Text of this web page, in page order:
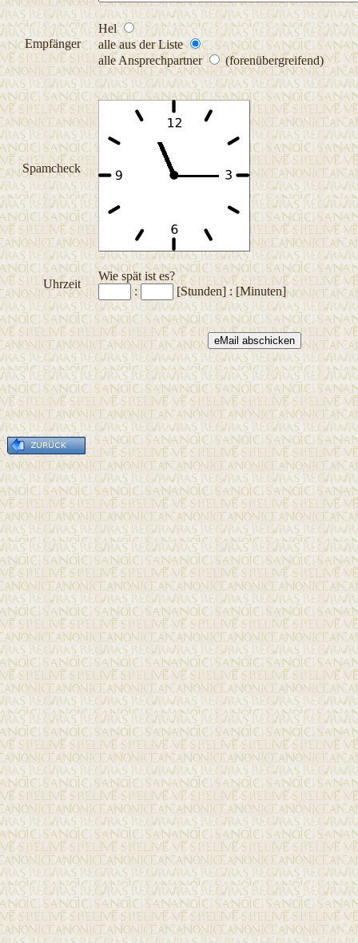
Empfänger
Hel
alle aus der Liste
alle Ansprechpartner
(forenübergreifend)
Spamcheck
Uhrzeit
Wie spät ist es?
:
[Stunden] : [Minuten]